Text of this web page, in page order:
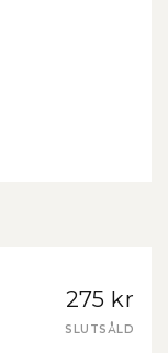
275 kr
SLUTSÅLD